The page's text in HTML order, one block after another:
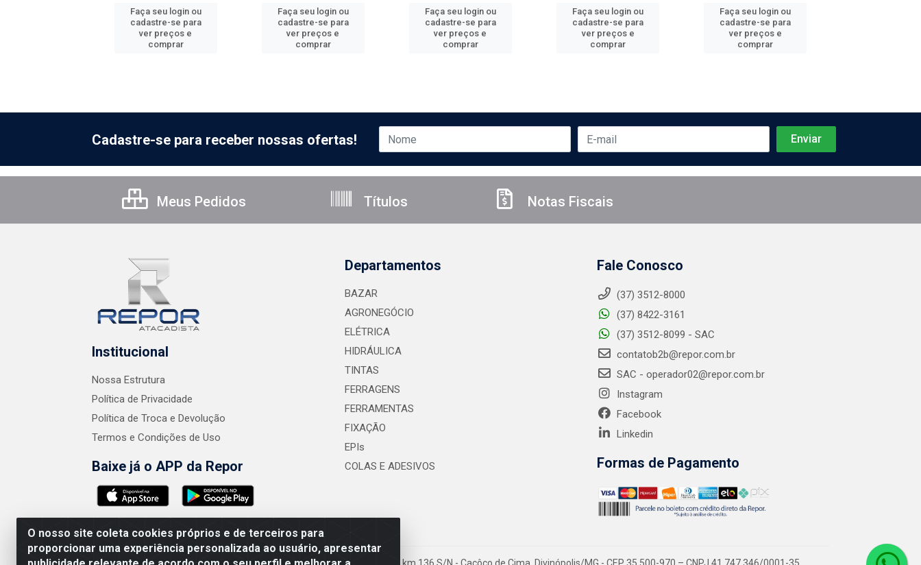
Faça seu login ou
cadastre-se para
ver preços e
comprar
Faça seu login ou
cadastre-se para
ver preços e
comprar
Faça seu login ou
cadastre-se para
ver preços e
comprar
Faça seu login ou
cadastre-se para
ver preços e
comprar
Faça seu login ou
cadastre-se para
ver preços e
comprar
O nosso site coleta cookies próprios e de terceiros para
proporcionar uma experiência personalizada ao usuário, apresentar
Cadastre-se para receber nossas ofertas!
Meus Pedidos Títulos Notas Fiscais
Institucional
Nossa Estrutura
Política de Privacidade
Política de Troca e Devolução
Termos e Condições de Uso
Baixe já o APP da Repor
Departamentos
BAZAR
AGRONEGÓCIO
ELÉTRICA
HIDRÁULICA
TINTAS
FERRAGENS
FERRAMENTAS
FIXAÇÃO
EPIs
COLAS E ADESIVOS
Fale Conosco
(37) 3512-8000
(37) 8422-3161
(37) 3512-8099 - SAC
contatob2b@repor.com.br
SAC - operador02@repor.com.br
Instagram
Facebook
Linkedin
Formas de Pagamento